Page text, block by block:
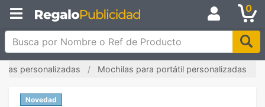
0
Busca por Nombre o Ref de Producto
personalizadas Mochilas para portátil personalizadas
Novedad